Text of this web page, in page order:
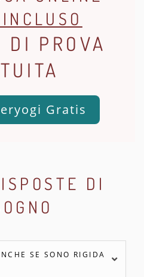
DI PROVA
Gratis
DI
SE SONO RIGIDA